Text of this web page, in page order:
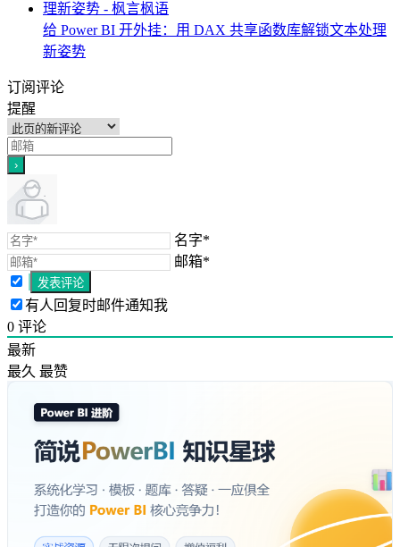
给 Power BI 开外挂：用 DAX 共享函数库解锁文本处理
新姿势
订阅评论
提醒
名字*
邮箱*
有人回复时邮件通知我
0 评论
最新
最久 最赞